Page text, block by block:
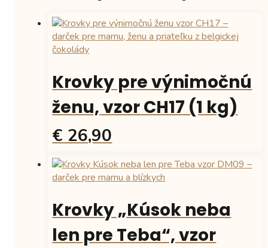
Krovky pre výnimočnú
ženu, vzor CH17 (1 kg)
€ 26,90
Krovky „Kúsok neba
len pre Teba“, vzor